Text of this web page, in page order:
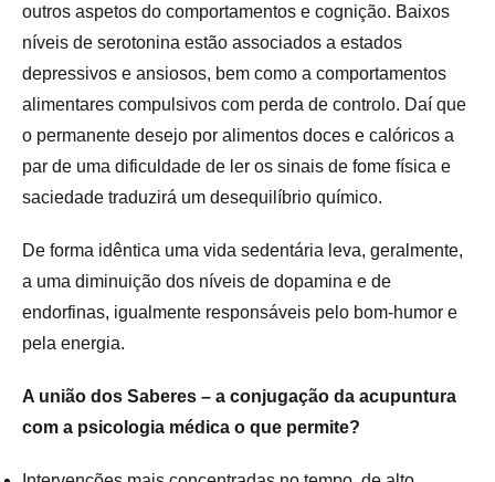
outros aspetos do comportamentos e cognição. Baixos
níveis de serotonina estão associados a estados
depressivos e ansiosos, bem como a comportamentos
alimentares compulsivos com perda de controlo. Daí que
o permanente desejo por alimentos doces e calóricos a
par de uma dificuldade de ler os sinais de fome física e
saciedade traduzirá um desequilíbrio químico.
De forma idêntica uma vida sedentária leva, geralmente,
a uma diminuição dos níveis de dopamina e de
endorfinas, igualmente responsáveis pelo bom-humor e
pela energia.
A união dos Saberes – a conjugação da acupuntura
com a psicologia médica o que permite?